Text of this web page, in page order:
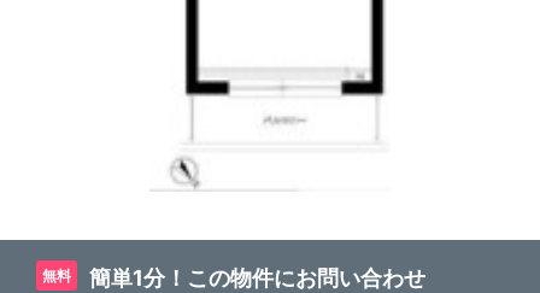
無料 簡単1分！この物件にお問い合わせ